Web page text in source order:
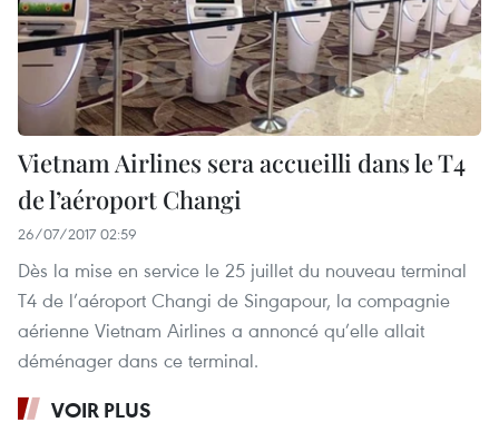
Vietnam Airlines sera accueilli dans le T4
de l’aéroport Changi
26/07/2017 02:59
Dès la mise en service le 25 juillet du nouveau terminal
T4 de l’aéroport Changi de Singapour, la compagnie
aérienne Vietnam Airlines a annoncé qu’elle allait
déménager dans ce terminal.
VOIR PLUS